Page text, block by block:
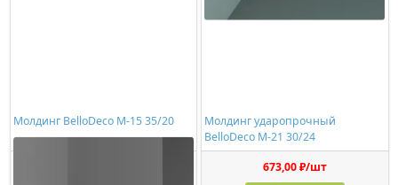
Молдинг BelloDeco М-15 35/20
Молдинг ударопрочный
BelloDeco М-21 30/24
673,00 ₽/шт